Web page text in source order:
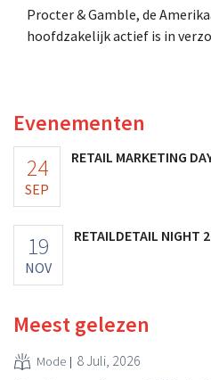
Procter & Gamble, de
hoofdzakelijk actief is in
Evenementen
24
SEP
RETAIL MARKETING
19
NOV
RETAILDETAIL NIGHT
Meest gelezen
Mode 8 Juli, 2026